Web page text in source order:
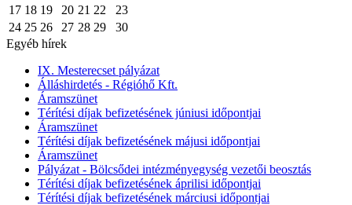
17 18 19 20 21 22
23
24 25 26 27 28 29
30
Egyéb hírek
IX. Mesterecset pályázat
Álláshirdetés - Régióhő Kft.
Áramszünet
Térítési díjak befizetésének júniusi időpontjai
Áramszünet
Térítési díjak befizetésének májusi időpontjai
Áramszünet
Pályázat - Bölcsődei intézményegység vezetői beosztás
Térítési díjak befizetésének áprilisi időpontjai
Térítési díjak befizetésének márciusi időpontjai